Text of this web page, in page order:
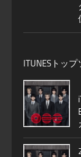
ITUNESトッ